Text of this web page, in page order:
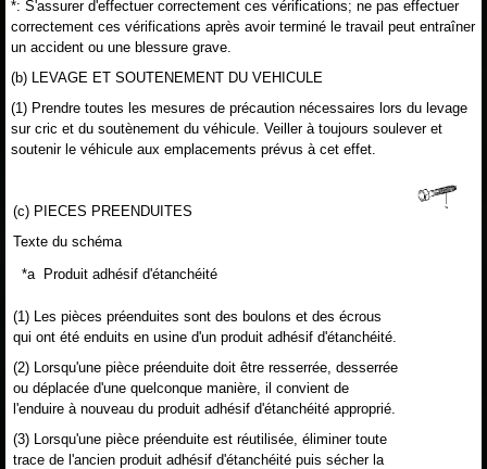
*: S'assurer d'effectuer correctement ces vérifications; ne pas effectuer
correctement ces vérifications après avoir terminé le travail peut entraîner
un accident ou une blessure grave.
(b) LEVAGE ET SOUTENEMENT DU VEHICULE
(1) Prendre toutes les mesures de précaution nécessaires lors du levage
sur cric et du soutènement du véhicule. Veiller à toujours soulever et
soutenir le véhicule aux emplacements prévus à cet effet.
(c) PIECES PREENDUITES
Texte du schéma
*a Produit adhésif d'étanchéité
(1) Les pièces préenduites sont des boulons et des écrous
qui ont été enduits en usine d'un produit adhésif d'étanchéité.
(2) Lorsqu'une pièce préenduite doit être resserrée, desserrée
ou déplacée d'une quelconque manière, il convient de
l'enduire à nouveau du produit adhésif d'étanchéité approprié.
(3) Lorsqu'une pièce préenduite est réutilisée, éliminer toute
trace de l'ancien produit adhésif d'étanchéité puis sécher la